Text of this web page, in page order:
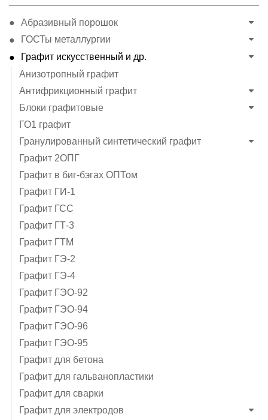
Абразивный порошок
ГОСТы металлургии
Графит искусственный и др.
Анизотропный графит
Антифрикционный графит
Блоки графитовые
ГО1 графит
Гранулированный синтетический графит
Графит 2ОПГ
Графит в биг-бэгах ОПТом
Графит ГИ-1
Графит ГСС
Графит ГТ-3
Графит ГТМ
Графит ГЭ-2
Графит ГЭ-4
Графит ГЭO-92
Графит ГЭO-94
Графит ГЭO-96
Графит ГЭО-95
Графит для бетона
Графит для гальванопластики
Графит для сварки
Графит для электродов